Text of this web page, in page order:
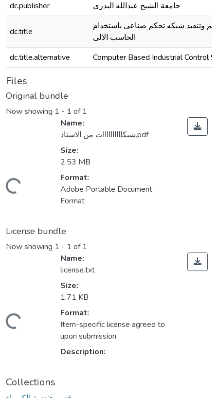
dc.publisher
جامعة الشيخ عبدالله البدري
dc.title
وتنفيذ شبكه تحكم صناعى باستخدام
الحاسب الالى
dc.title.alternative
Computer Based Industrial Control
Files
Original bundle
Now showing 1 - 1 of 1
Loading...
Name:
شبكاااااااااات من الاستاذ.pdf
Size:
2.53 MB
Format:
Adobe Portable Document
Format
License bundle
Now showing 1 - 1 of 1
Loading...
Name:
license.txt
Size:
1.71 KB
Format:
Item-specific license agreed to
upon submission
Description:
Collections